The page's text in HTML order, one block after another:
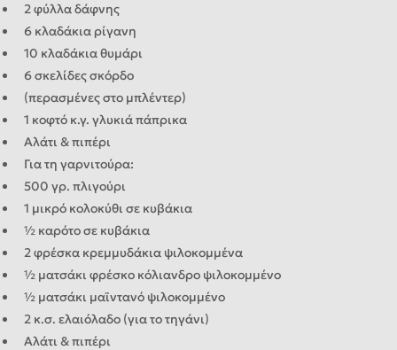
2 φύλλα δάφνης
6 κλαδάκια ρίγανη
10 κλαδάκια θυμάρι
6 σκελίδες σκόρδο
(περασμένες στο μπλέντερ)
1 κοφτό κ.γ. γλυκιά πάπρικα
Αλάτι & πιπέρι
Για τη γαρνιτούρα:
500 γρ. πλιγούρι
1 μικρό κολοκύθι σε κυβάκια
½ καρότο σε κυβάκια
2 φρέσκα κρεμμυδάκια ψιλοκομμένα
½ ματσάκι φρέσκο κόλιανδρο ψιλοκομμένο
½ ματσάκι μαϊντανό ψιλοκομμένο
2 κ.σ. ελαιόλαδο (για το τηγάνι)
Αλάτι & πιπέρι